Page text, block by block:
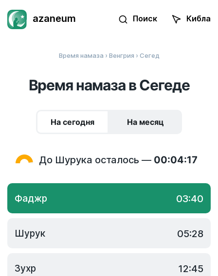
azaneum Поиск Кибла
Время намаза › Венгрия › Сегед
Время намаза в Сегеде
На сегодня На месяц
До Шурука осталось — 00:04:17
Фаджр 03:40
Шурук 05:28
Зухр 12:45